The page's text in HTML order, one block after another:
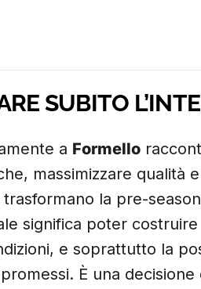
SUBITO
a Formello
massimizzare qualità
la pre-
significa poter
e soprattutto la
È una decisione